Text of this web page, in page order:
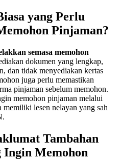
yang Perlu
Pinjaman?
semasa memohon
dokumen yang lengkap,
dan tidak menyediakan kertas
juga perlu memastikan
pinjaman sebelum memohon.
memohon pinjaman melalui
lesen nelayan yang sah
Tambahan
Ingin Memohon